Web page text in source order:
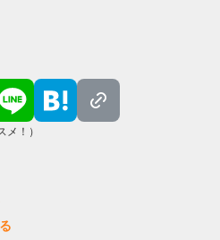
メ！）